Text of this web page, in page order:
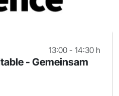
13:00 - 14:30 h
- Gemeinsam